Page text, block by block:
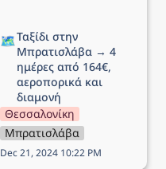
🗺️Ταξίδι στην
Μπρατισλάβα → 4
ημέρες από 164€,
αεροπορικά και
διαμονή
Θεσσαλονίκη
Μπρατισλάβα
Dec 21, 2024 10:22 PM